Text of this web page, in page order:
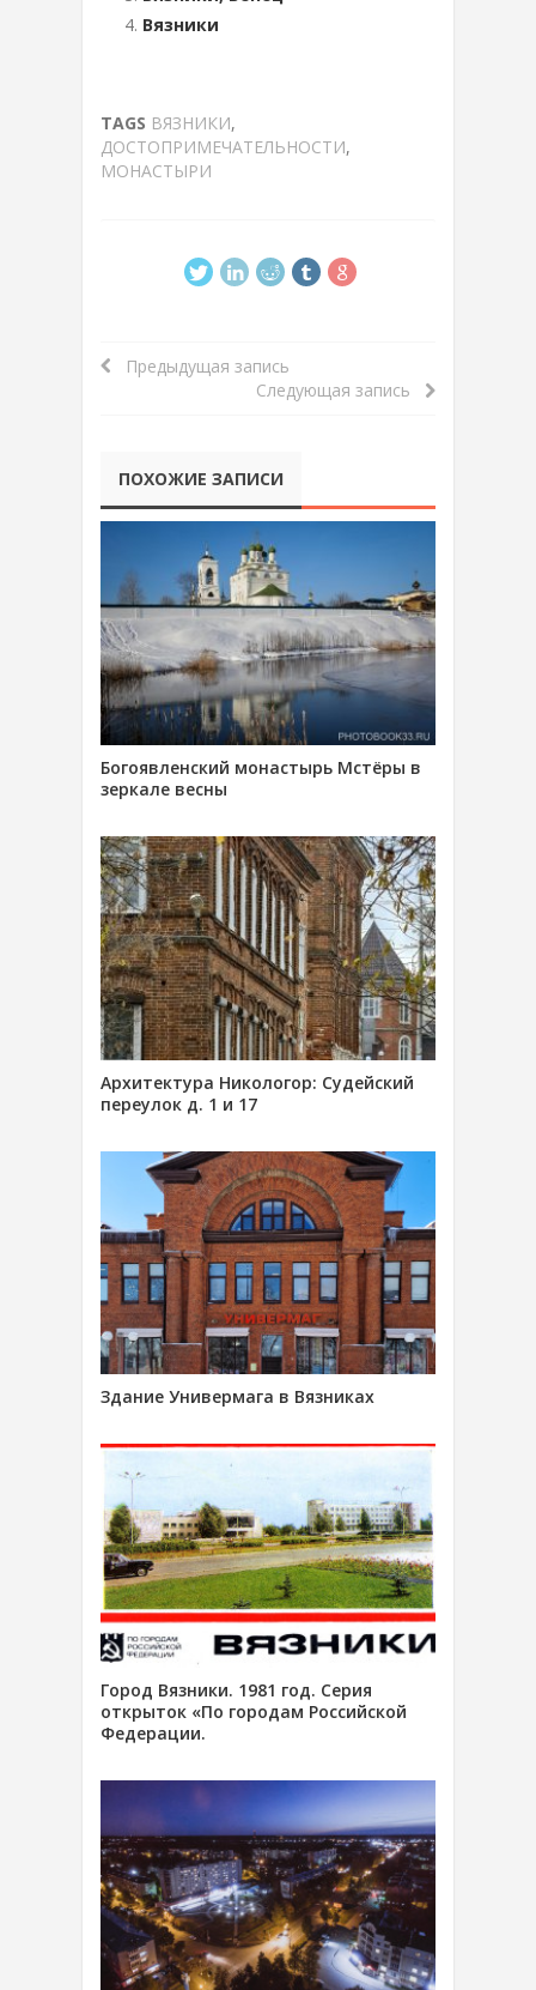
Вязники
TAGS ВЯЗНИКИ,
ДОСТОПРИМЕЧАТЕЛЬНОСТИ,
МОНАСТЫРИ
Предыдущая запись
Следующая запись
ПОХОЖИЕ ЗАПИСИ
Богоявленский монастырь Мстёры в
зеркале весны
Архитектура Никологор: Судейский
переулок д. 1 и 17
Здание Универмага в Вязниках
Город Вязники. 1981 год. Серия
открыток «По городам Российской
Федерации.